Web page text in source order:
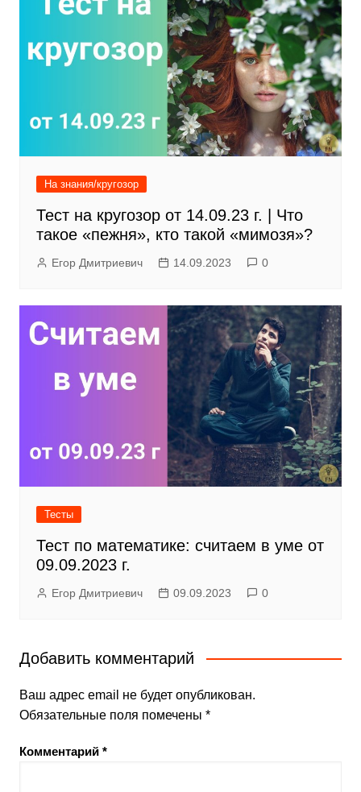
На знания/кругозор
Тест на кругозор от 14.09.23 г. | Что
такое «пежня», кто такой «мимозя»?
Егор Дмитриевич 14.09.2023 0
Тесты
Тест по математике: считаем в уме от
09.09.2023 г.
Егор Дмитриевич 09.09.2023 0
Добавить комментарий
Ваш адрес email не будет опубликован.
Обязательные поля помечены *
Комментарий *